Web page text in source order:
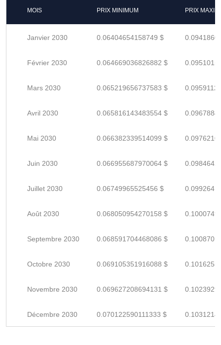
MOIS PRIX MINIMUM PRIX
Janvier 2030 0.06404654158749 $
Février 2030 0.064669036826882 $
Mars 2030 0.065219656737583 $
Avril 2030 0.065816143483554 $
Mai 2030 0.066382339514099 $
Juin 2030 0.066955687970064 $
Juillet 2030 0.06749965525456 $
Août 2030 0.068050954270158 $
Septembre 2030 0.068591704468086 $
Octobre 2030 0.069105351916088 $
Novembre 2030 0.069627208694131 $
Décembre 2030 0.070122590111333 $